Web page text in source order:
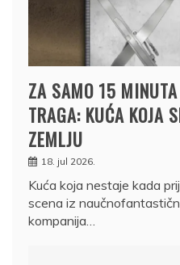
ZA SAMO 15 MINUTA
TRAGA: KUĆA KOJA
ZEMLJU
18. jul 2026.
Kuća koja nestaje kada
scena iz
kompanija…